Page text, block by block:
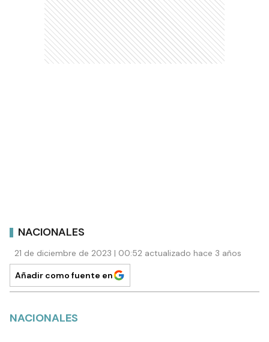
NACIONALES
21 de diciembre de 2023 | 00:52 actualizado hace 3 años
Añadir como fuente en
NACIONALES